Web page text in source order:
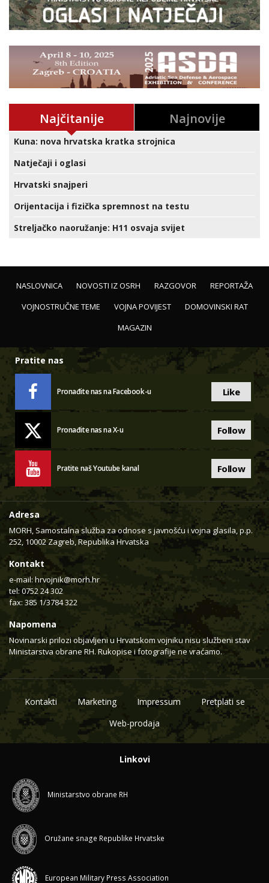
Najčitanije Najnovije
Kuna: nova hrvatska kratka strojnica
Natječaji i oglasi
Hrvatski snajperi
Orijentacija i fizička spremnost na testu
Streljačko naoružanje: H11 osvaja svijet
NASLOVNICA NOVOSTI IZ OSRH RAZGOVOR
REPORTAŽA
VOJNOSTRUČNE TEME
VOJNA POVIJEST
DOMOVINSKI RAT
MAGAZIN
Pratite nas
Pronađite nas na Facebook-u Like
Pronađite nas na X-u Follow
Pratite naš Youtube kanal Follow
Adresa
MORH, Samostalna služba za odnose s javnošću i vojna glasila, p.p.
252, 10002 Zagreb, Republika Hrvatska
Kontakt
e-mail: hrvojnik@morh.hr
tel: 0752 24 302
fax: 385 1/3784 322
Napomena
Novinarski prilozi objavljeni u Hrvatskom vojniku nisu službeni stav
Ministarstva obrane RH. Rukopise i fotografije ne vraćamo.
Kontakti Marketing Impressum
Pretplati se
Web-prodaja
Linkovi
Ministarstvo obrane RH
Oružane snage Republike Hrvatske
European Military Press Association